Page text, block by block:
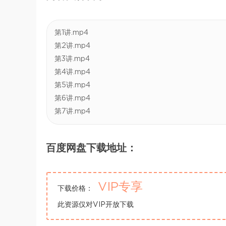
第1讲.mp4
第2讲.mp4
第3讲.mp4
第4讲.mp4
第5讲.mp4
第6讲.mp4
第7讲.mp4
百度网盘下载地址：
下载价格： VIP专享
此资源仅对VIP开放下载